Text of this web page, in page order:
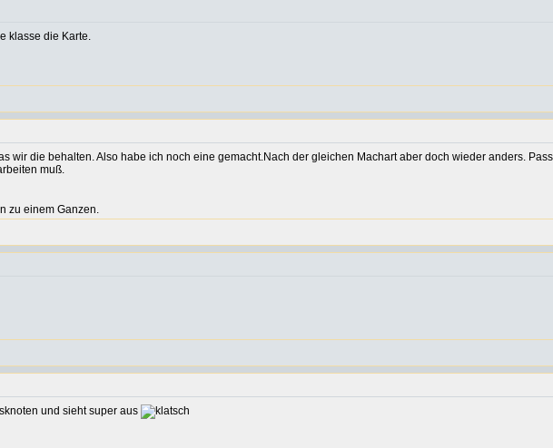
klasse die Karte.
wir die behalten. Also habe ich noch eine gemacht.Nach der gleichen Machart aber doch wieder anders.
muß.
zu einem Ganzen.
und sieht super aus